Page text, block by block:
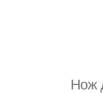
Нож